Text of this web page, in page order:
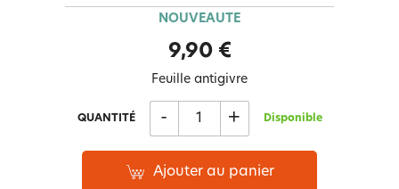
NOUVEAUTÉ
9,90 €
Feuille antigivre
QUANTITÉ - + Disponible
Ajouter au panier